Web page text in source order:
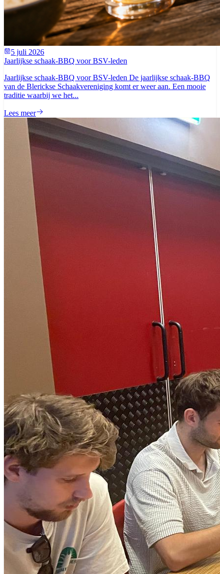
5 juli 2026
Jaarlijkse schaak-BBQ voor BSV-leden
Jaarlijkse schaak-BBQ voor BSV-leden De jaarlijkse schaak-BBQ
van de Blerickse Schaakvereniging komt er weer aan. Een mooie
traditie waarbij we het...
Lees meer